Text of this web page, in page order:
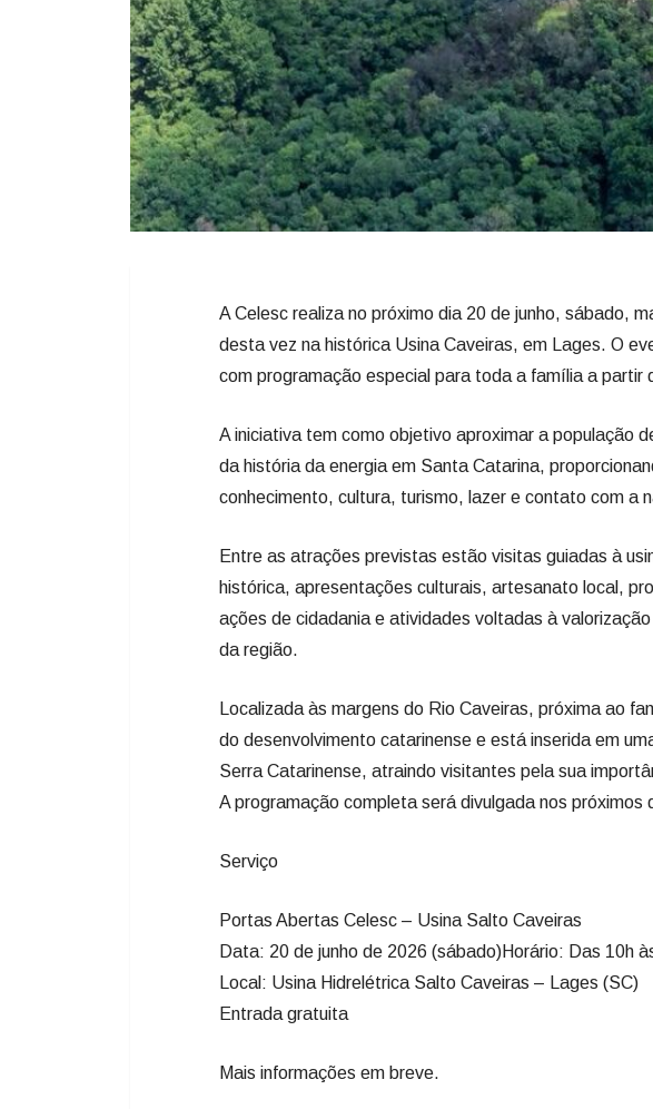
A Celesc realiza no próximo dia 20 de junho, sábado,
desta vez na histórica Usina Caveiras, em Lages. O
com programação especial para toda a família a partir
A iniciativa tem como objetivo aproximar a população
da história da energia em Santa Catarina,
conhecimento, cultura, turismo, lazer e contato com a
Entre as atrações previstas estão visitas guiadas à
histórica, apresentações culturais, artesanato local,
ações de cidadania e atividades voltadas à
da região.
Localizada às margens do Rio Caveiras, próxima ao
do desenvolvimento catarinense e está inserida em
Serra Catarinense, atraindo visitantes pela sua
A programação completa será divulgada nos próximos
Serviço
Portas Abertas Celesc – Usina Salto Caveiras
Data: 20 de junho de 2026 (sábado)Horário: Das 10h
Local: Usina Hidrelétrica Salto Caveiras – Lages (SC)
Entrada gratuita
Mais informações em breve.